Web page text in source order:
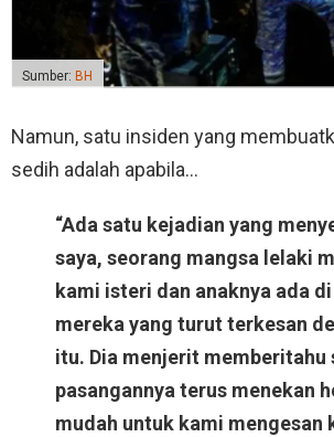
Sumber: BH
Namun, satu insiden yang
sedih adalah apabila…
“Ada satu kejadian yang
saya, seorang mangsa lelaki
kami isteri dan anaknya ada
mereka yang turut terkesan
itu. Dia menjerit memberitahu
pasangannya terus menekan
mudah untuk kami mengesan